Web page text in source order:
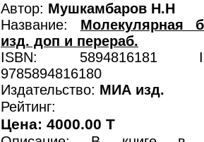
Автор: Мушкамбаров Н.Н
Название: Молекулярная
изд. доп и перераб.
ISBN: 5894816181
9785894816180
Издательство: МИА изд.
Рейтинг:
Цена: 4000.00 T